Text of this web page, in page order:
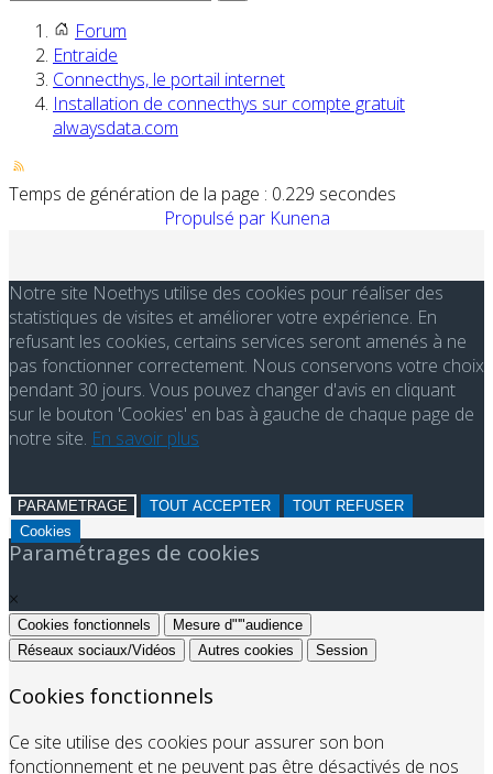
Forum
Entraide
Connecthys, le portail internet
Installation de connecthys sur compte gratuit
alwaysdata.com
Temps de génération de la page : 0.229 secondes
Propulsé par Kunena
Notre site Noethys utilise des cookies pour réaliser des
statistiques de visites et améliorer votre expérience. En
refusant les cookies, certains services seront amenés à ne
pas fonctionner correctement. Nous conservons votre choix
pendant 30 jours. Vous pouvez changer d'avis en cliquant
sur le bouton 'Cookies' en bas à gauche de chaque page de
notre site. En savoir plus
PARAMETRAGE TOUT ACCEPTER
TOUT REFUSER
Cookies
Paramétrages de cookies
×
Cookies fonctionnels
Mesure d"'"audience
Réseaux sociaux/Vidéos
Autres cookies Session
Cookies fonctionnels
Ce site utilise des cookies pour assurer son bon
fonctionnement et ne peuvent pas être désactivés de nos